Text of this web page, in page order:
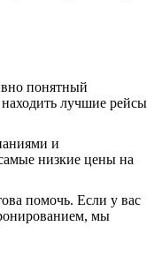
понятный
лучшие рейсы
и
низкие цены на
помочь. Если у вас
мы